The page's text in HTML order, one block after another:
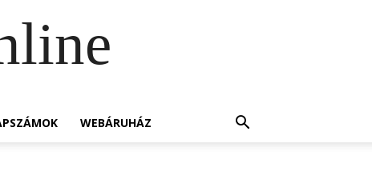
WEBÁRUHÁZ